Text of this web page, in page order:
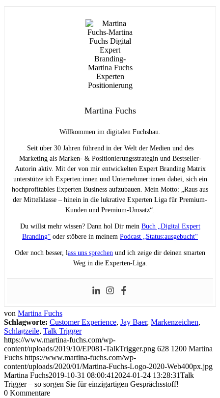
Martina Fuchs
Willkommen im digitalen Fuchsbau.
Seit über 30 Jahren führend in der Welt der Medien und des
Marketing als Marken- & Positionierungsstrategin und Bestseller-
Autorin aktiv. Mit der von mir entwickelten Expert Branding Matrix
unterstütze ich Experten:innen und Unternehmer:innen dabei, sich ein
hochprofitables Experten Business aufzubauen. Mein Motto: „Raus aus
der Mittelklasse – hinein in die lukrative Experten Liga für Premium-
Kunden und Premium-Umsatz“.
Du willst mehr wissen? Dann hol Dir mein Buch „Digital Expert
Branding“ oder stöbere in meinem Podcast „Status:ausgebucht“
Oder noch besser, lass uns sprechen und ich zeige dir deinen smarten
Weg in die Experten-Liga.
von Martina Fuchs
Schlagworte: Customer Experience, Jay Baer, Markenzeichen,
Schlagzeile, Talk Trigger
https://www.martina-fuchs.com/wp-
content/uploads/2019/10/EP081-TalkTrigger.png 628 1200 Martina
Fuchs https://www.martina-fuchs.com/wp-
content/uploads/2020/01/Martina-Fuchs-Logo-2020-Web400px.jpg
Martina Fuchs2019-10-31 08:00:41 2024-01-24 13:28:31Talk
Trigger – so sorgen Sie für einzigartigen Gesprächsstoff!
0 Kommentare